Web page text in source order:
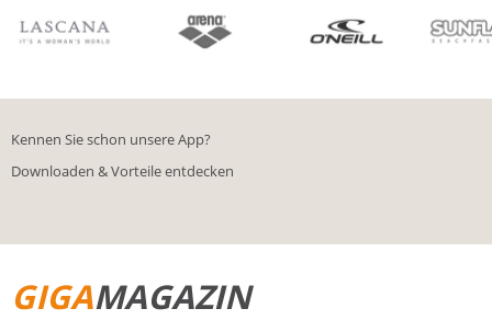
Kennen Sie schon unsere App?
Downloaden & Vorteile entdecken
GIGAMAGAZIN